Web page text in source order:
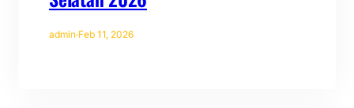
admin·Feb 11, 2026